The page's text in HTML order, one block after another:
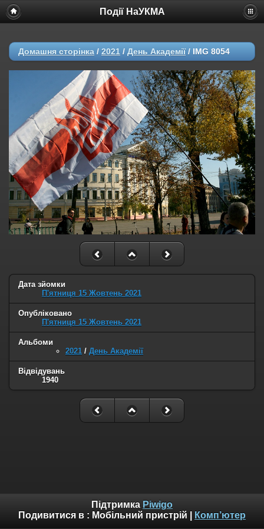
Події НаУКМА
Домашня сторінка / 2021 / День Академії/ IMG 8054
Дата зйомки
П'ятниця 15 Жовтень 2021
Опубліковано
П'ятниця 15 Жовтень 2021
Альбоми
2021 / День Академії
Відвідувань
1940
Підтримка Piwigo
Подивитися в : Мобільний пристрій Комп’ютер